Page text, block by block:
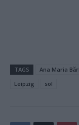
TAGS Ana Maria
Leipzig
sol